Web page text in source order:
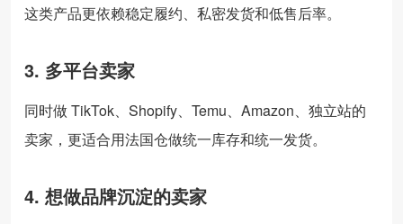
这类产品更依赖稳定履约、私密发货和低售后率。
3. 多平台卖家
同时做 TikTok、Shopify、Temu、Amazon、独立站的
卖家，更适合用法国仓做统一库存和统一发货。
4. 想做品牌沉淀的卖家